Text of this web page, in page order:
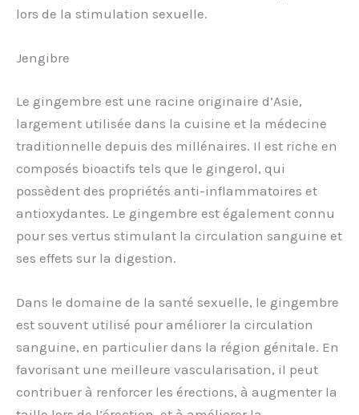
lors de la stimulation sexuelle.
Jengibre
Le gingembre est une racine originaire d’Asie,
largement utilisée dans la cuisine et la médecine
traditionnelle depuis des millénaires. Il est riche en
composés bioactifs tels que le gingerol, qui
possèdent des propriétés anti-inflammatoires et
antioxydantes. Le gingembre est également connu
pour ses vertus stimulant la circulation sanguine et
ses effets sur la digestion.
Dans le domaine de la santé sexuelle, le gingembre
est souvent utilisé pour améliorer la circulation
sanguine, en particulier dans la région génitale. En
favorisant une meilleure vascularisation, il peut
contribuer à renforcer les érections, à augmenter la